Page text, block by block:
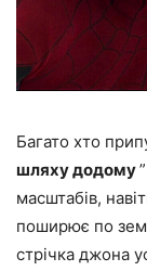
Багато хто
шляху додому
масштабів,
поширює по
стрічка джона